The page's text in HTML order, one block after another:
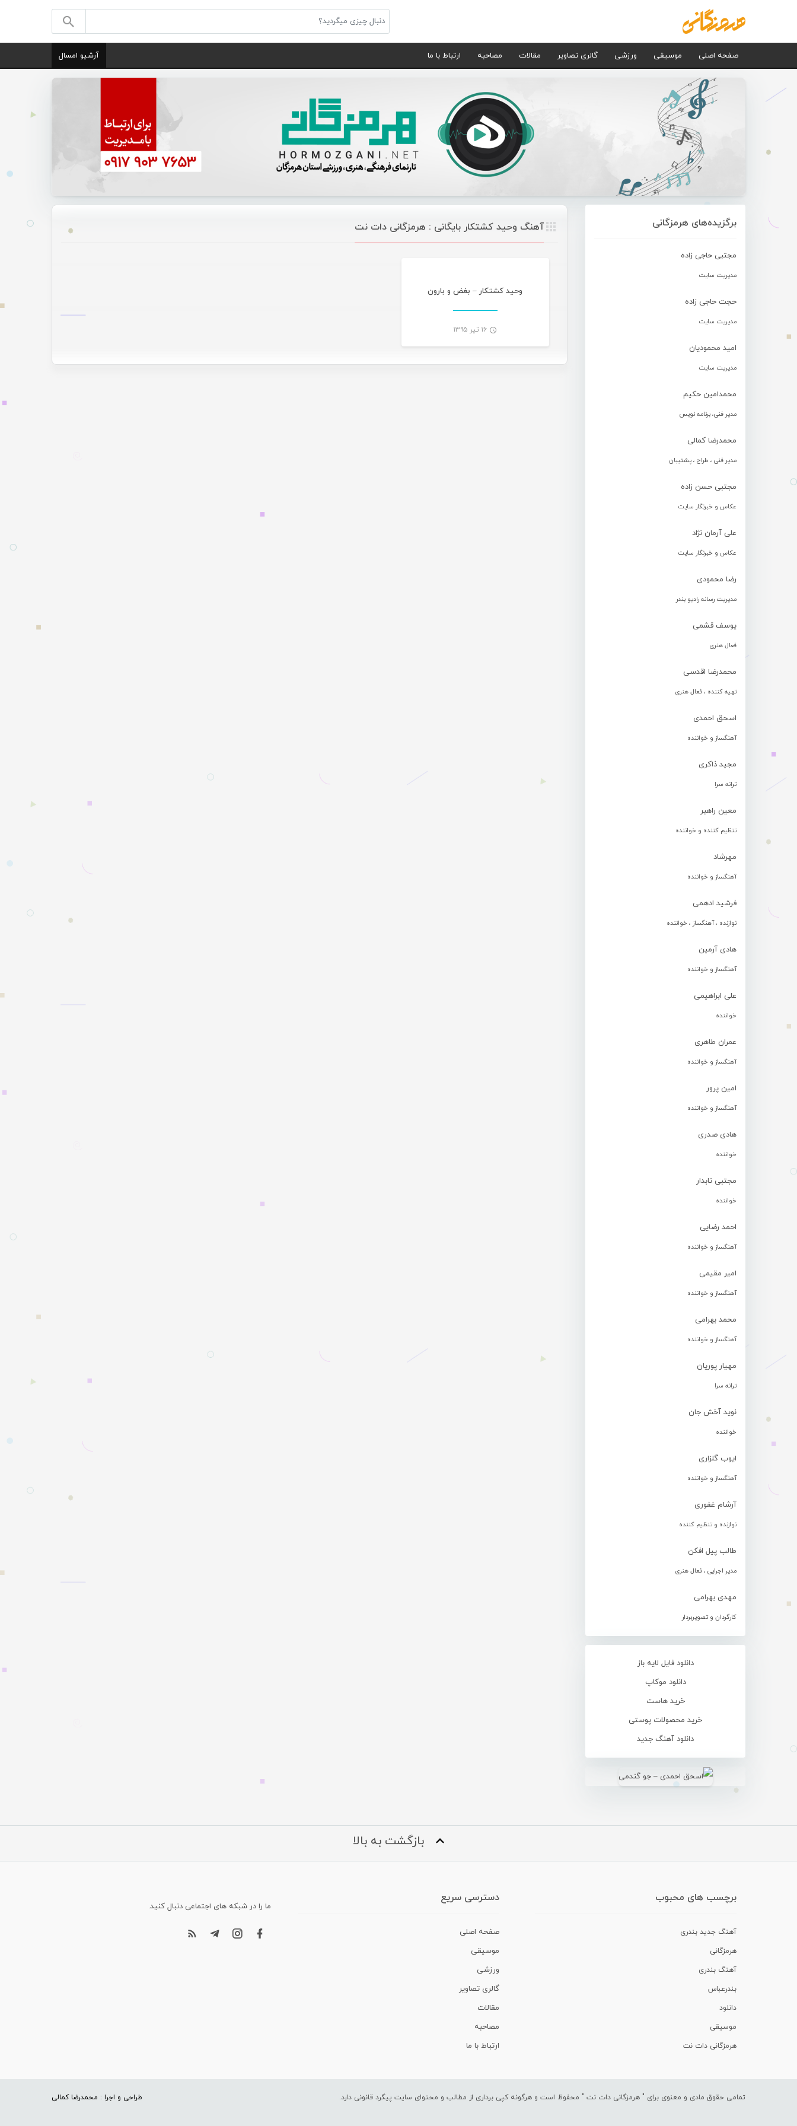
صفحه اصلی موسیقی ورزشی گالری تصاویر مقالات مصاحبه ارتباط با ما آرشیو امسال
برگزیده‌های هرمزگانی
مجتبی حاجی زاده
مدیریت سایت
حجت حاجی زاده
مدیریت سایت
امید محمودیان
مدیریت سایت
محمدامین حکیم
مدیر فنی، برنامه نویس
محمدرضا کمالی
مدیر فنی ، طراح ، پشتیبان
مجتبی حسن زاده
عکاس و خبرنگار سایت
علی آرمان نژاد
عکاس و خبرنگار سایت
رضا محمودی
مدیریت رسانه رادیو بندر
یوسف قشمی
فعال هنری
محمدرضا اقدسی
تهیه کننده ، فعال هنری
اسحق احمدی
آهنگساز و خواننده
مجید ذاکری
ترانه سرا
معین راهبر
تنظیم کننده و خواننده
مهرشاد
آهنگساز و خواننده
فرشید ادهمی
نوازنده ، آهنگساز ، خواننده
هادی آرمین
آهنگساز و خواننده
علی ابراهیمی
خواننده
عمران طاهری
آهنگساز و خواننده
امین پرور
آهنگساز و خواننده
هادی صدری
خواننده
مجتبی تابدار
خواننده
احمد رضایی
آهنگساز و خواننده
امیر مقیمی
آهنگساز و خواننده
محمد بهرامی
آهنگساز و خواننده
مهیار پوریان
ترانه سرا
نوید آخش جان
خواننده
ایوب گلزاری
آهنگساز و خواننده
آرشام غفوری
نوازنده و تنظیم کننده
طالب پیل افکن
مدیر اجرایی ، فعال هنری
مهدی بهرامی
کارگردان و تصویربردار
دانلود فایل لایه باز
دانلود موکاپ
خرید هاست
خرید محصولات پوستی
دانلود آهنگ جدید
آهنگ وحید کشتکار بایگانی : هرمزگانی دات نت
وحید کشتکار – بغض و بارون
۱۶ تیر ۱۳۹۵
بازگشت به بالا
برچسب های محبوب
آهنگ جدید بندری
هرمزگانی
آهنگ بندری
بندرعباس
دانلود
موسیقی
هرمزگانی دات نت
دسترسی سریع
صفحه اصلی
موسیقی
ورزشی
گالری تصاویر
مقالات
مصاحبه
ارتباط با ما
ما را در شبکه های اجتماعی دنبال کنید.
تمامی حقوق مادی و معنوی برای " هرمزگانی دات نت " محفوظ است و هرگونه کپی برداری از مطالب و محتوای سایت پیگرد قانونی دارد. طراحی و اجرا : محمدرضا کمالی